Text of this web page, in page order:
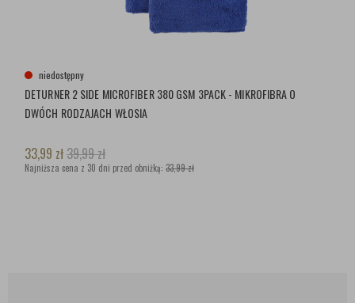
niedostępny
DETURNER 2 SIDE MICROFIBER 380 GSM 3PACK - MIKROFIBRA O
DWÓCH RODZAJACH WŁOSIA
33,99 zł39,99zł
Najniższa cena z 30 dni przed obniżką: 33,99 zł